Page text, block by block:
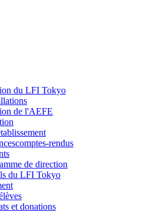
du LFI Tokyo
de l'AEFE
comptes-rendus
de direction
du LFI Tokyo
et donations